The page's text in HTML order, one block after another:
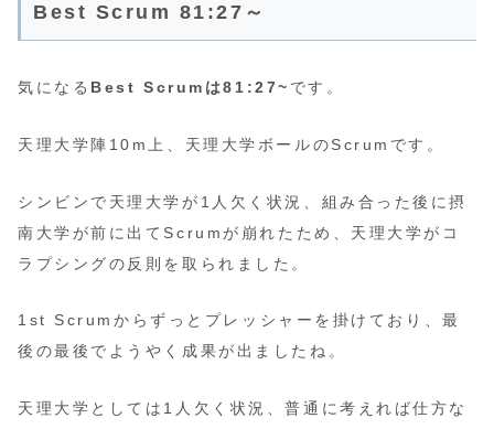
Best Scrum 81:27～
気になる Best Scrumは81:27~ です。
天理大学陣10m上、天理大学ボールのScrumです。
シンビンで天理大学が1人欠く状況、組み合った後に摂
南大学が前に出てScrumが崩れたため、天理大学がコ
ラプシングの反則を取られました。
1st Scrumからずっとプレッシャーを掛けており、最
後の最後でようやく成果が出ましたね。
天理大学としては1人欠く状況、普通に考えれば仕方な